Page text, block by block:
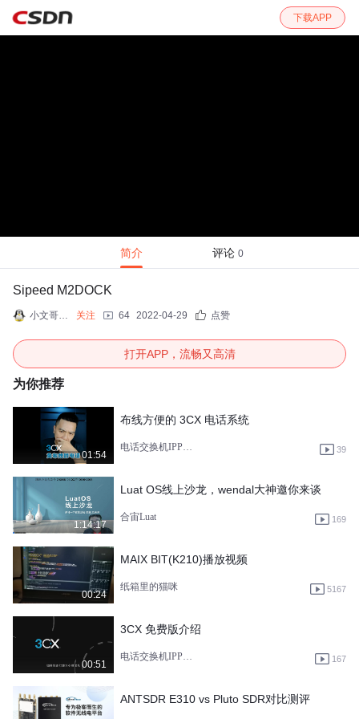
下载APP
简介 评论 0
Sipeed M2DOCK
小文哥嵌入式开发 关注 64 2022-04-29 点赞
打开APP，流畅又高清
为你推荐
01:54
布线方便的 3CX 电话系统
电话交换机IPPBX-3CX 39
1:14:17
Luat OS线上沙龙，wendal大神邀你来谈
合宙Luat 169
00:24
MAIX BIT(K210)播放视频
纸箱里的猫咪 5167
00:51
3CX 免费版介绍
电话交换机IPPBX-3CX 167
ANTSDR E310 vs Pluto SDR对比测评